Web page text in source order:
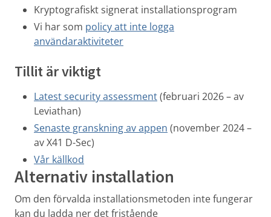
Kryptografiskt signerat installationsprogram
Vi har som policy att inte logga
användaraktiviteter
Tillit är viktigt
Latest security assessment(februari 2026 – av
Leviathan)
Senaste granskning av appen (november 2024 –
av X41 D-Sec)
Vår källkod
Alternativ installation
Om den förvalda installationsmetoden inte fungerar
kan du ladda ner det fristående